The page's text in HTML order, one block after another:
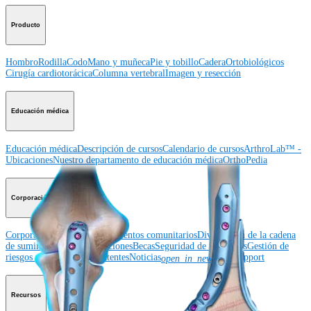
Producto
HombroRodillaCodoMano y muñecaPie y tobilloCaderaOrtobiológicos
Cirugía cardiotorácicaColumna vertebralImagen y resección
Educación médica
Educación médicaDescripción de cursosCalendario de cursosArthroLab™ -
UbicacionesNuestro departamento de educación médicaOrthoPedia
Corporación
Corporación Quiénes somosEventos comunitariosDivulgación de la cadena
de suministro global UbicacionesBecasSeguridad de productosGestión de
riesgos y cumplimientoPatentesNoticiasopen_in_newSBA Support
Recursos